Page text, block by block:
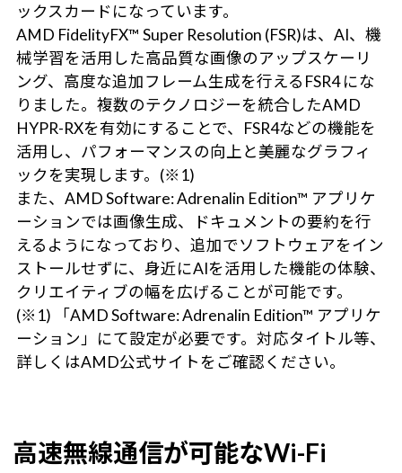
ックスカードになっています。
AMD FidelityFX™ Super Resolution (FSR)は、AI、機
械学習を活用した高品質な画像のアップスケーリ
ング、高度な追加フレーム生成を行えるFSR4 にな
りました。複数のテクノロジーを統合したAMD
HYPR-RXを有効にすることで、FSR4などの機能を
活用し、パフォーマンスの向上と美麗なグラフィ
ックを実現します。(※1)
また、AMD Software: Adrenalin Edition™ アプリケ
ーションでは画像生成、ドキュメントの要約を行
えるようになっており、追加でソフトウェアをイン
ストールせずに、身近にAIを活用した機能の体験、
クリエイティブの幅を広げることが可能です。
(※1) 「AMD Software: Adrenalin Edition™ アプリケ
ーション」にて設定が必要です。対応タイトル等、
詳しくはAMD公式サイトをご確認ください。
高速無線通信が可能なWi-Fi